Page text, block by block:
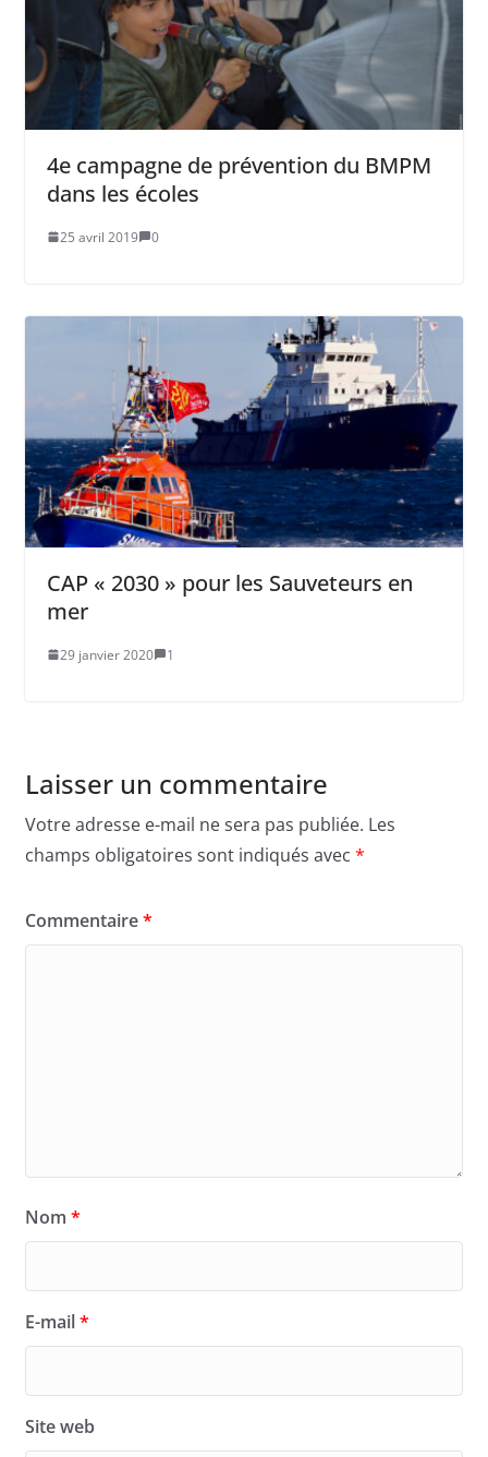
4e campagne de prévention du BMPM
dans les écoles
25 avril 2019 0
CAP « 2030 » pour les Sauveteurs en
mer
29 janvier 2020 1
Laisser un commentaire
Votre adresse e-mail ne sera pas publiée. Les
champs obligatoires sont indiqués avec *
Commentaire*
Nom *
E-mail*
Site web